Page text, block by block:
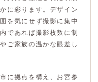
に彩ります。デザイン
を気にせず撮影に集中
であれば撮影枚数に制
ご家族の温かな眼差し
に拠点を構え、お宮参